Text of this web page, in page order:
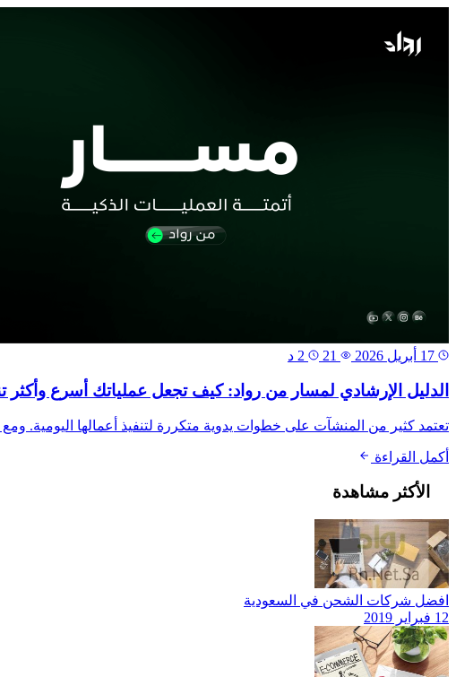
الدليل الإرشادي لمسار من رواد: كيف تجعل عملياتك أسرع وأكثر
تعتمد كثير من المنشآت على خطوات يدوية متكررة لتنفيذ أعمالها اليومية. ومع
أكمل القراءة
الأكثر مشاهدة
افضل شركات الشحن في السعودية
12 فبراير 2019